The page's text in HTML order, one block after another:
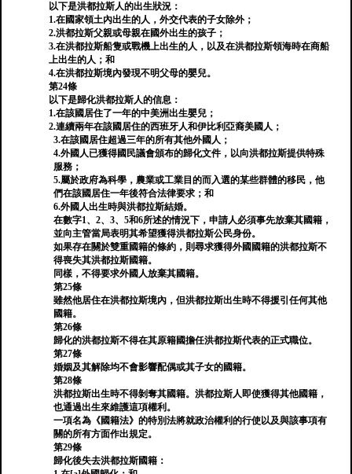
以下是洪都拉斯人的出生狀況：
1.在國家領土內出生的人，外交代表的子女除外；
2.洪都拉斯父親或母親在國外出生的孩子；
3.在洪都拉斯船隻或戰機上出生的人，以及在洪都拉斯領海時在商船
上出生的人；和
4.在洪都拉斯境內發現不明父母的嬰兒。
第24條
以下是歸化洪都拉斯人的信息：
1.在該國居住了一年的中美洲出生嬰兒；
2.連續兩年在該國居住的西班牙人和伊比利亞裔美國人；
3.在該國居住超過三年的所有其他外國人；
4.外國人已獲得國民議會頒布的歸化文件，以向洪都拉斯提供特殊
服務；
5.屬於政府為科學，農業或工業目的而入選的某些群體的移民，他
們在該國居住一年後符合法律要求；和
6.外國人出生時與洪都拉斯結婚。
在數字1、2、3、5和6所述的情況下，申請人必須事先放棄其國籍，
並向主管當局表明其希望獲得洪都拉斯公民身份。
如果存在關於雙重國籍的條約，則尋求獲得外國國籍的洪都拉斯不
得喪失其洪都拉斯國籍。
同樣，不得要求外國人放棄其國籍。
第25條
雖然他居住在洪都拉斯境內，但洪都拉斯出生時不得援引任何其他
國籍。
第26條
歸化的洪都拉斯不得在其原籍國擔任洪都拉斯代表的正式職位。
第27條
婚姻及其解除均不會影響配偶或其子女的國籍。
第28條
洪都拉斯出生時不得剝奪其國籍。洪都拉斯人即使獲得其他國籍，
也通過出生來維護這項權利。
一項名為《國籍法》的特別法將就政治權利的行使以及與該事項有
關的所有方面作出規定。
第29條
歸化後失去洪都拉斯國籍：